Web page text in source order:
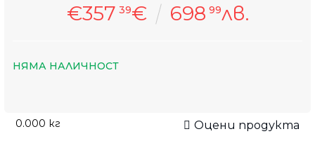
€357 39€ 698 99лв.
НЯМА НАЛИЧНОСТ
0.000 кг Оцени продукта